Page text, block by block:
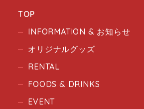
TOP
INFORMATION & お知らせ
オリジナルグッズ
RENTAL
FOODS & DRINKS
EVENT